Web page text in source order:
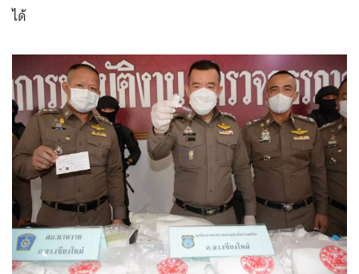
ได้